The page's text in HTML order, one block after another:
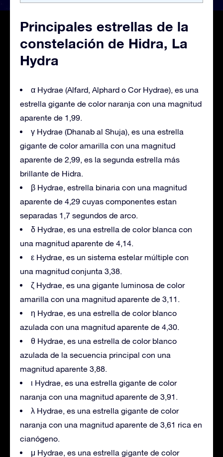
Principales estrellas de la
constelación de Hidra, La
Hydra
α Hydrae (Alfard, Alphard o Cor Hydrae), es una
estrella gigante de color naranja con una magnitud
aparente de 1,99.
γ Hydrae (Dhanab al Shuja), es una estrella
gigante de color amarilla con una magnitud
aparente de 2,99, es la segunda estrella más
brillante de Hidra.
β Hydrae, estrella binaria con una magnitud
aparente de 4,29 cuyas componentes estan
separadas 1,7 segundos de arco.
δ Hydrae, es una estrella de color blanca con
una magnitud aparente de 4,14.
ε Hydrae, es un sistema estelar múltiple con
una magnitud conjunta 3,38.
ζ Hydrae, es una gigante luminosa de color
amarilla con una magnitud aparente de 3,11.
η Hydrae, es una estrella de color blanco
azulada con una magnitud aparente de 4,30.
θ Hydrae, es una estrella de color blanco
azulada de la secuencia principal con una
magnitud aparente 3,88.
ι Hydrae, es una estrella gigante de color
naranja con una magnitud aparente de 3,91.
λ Hydrae, es una estrella gigante de color
naranja con una magnitud aparente de 3,61 rica en
cianógeno.
μ Hydrae, es una estrella gigante de color